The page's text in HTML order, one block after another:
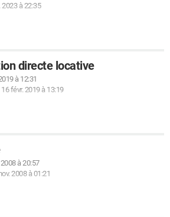
2023 à 22:35
directe locative
à 12:31
16 févr. 2019 à 13:19
à 20:57
2008 à 01:21